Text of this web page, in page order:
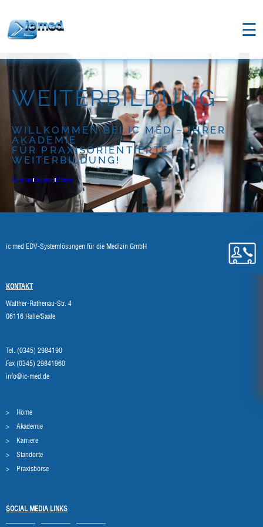
☰
WEITERBILDUNG
WILLKOMMEN BEI IC MED – IHRER
AKADEMIE
FÜR PRAXISORIENTIERTE
WEITERBILDUNG!
Seminare Webinare Messen
ic med EDV-Systemlösungen für die Medizin GmbH
KONTAKT
Walther-Rathenau-Str. 4
06116 Halle/Saale
Tel. (0345) 2984190
Fax (0345) 29841960
info@ic-med.de
Home
Akademie
Karriere
Standorte
Praxisbörse
SOCIAL MEDIA LINKS